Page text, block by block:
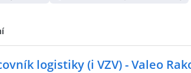
logistiky (i VZV) - Valeo